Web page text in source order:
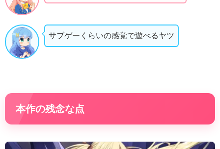
サブゲーくらいの感覚で遊べるヤツ
本作の残念な点